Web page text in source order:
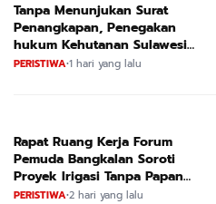
Tanpa Menunjukan Surat
Penangkapan, Penegakan
hukum Kehutanan Sulawesi
Selatan Culik Petani Ladah Di
PERISTIWA•1 hari yang lalu
Rapat Ruang Kerja Forum
Pemuda Bangkalan Soroti
Proyek Irigasi Tanpa Papan
Nama
PERISTIWA•2 hari yang lalu